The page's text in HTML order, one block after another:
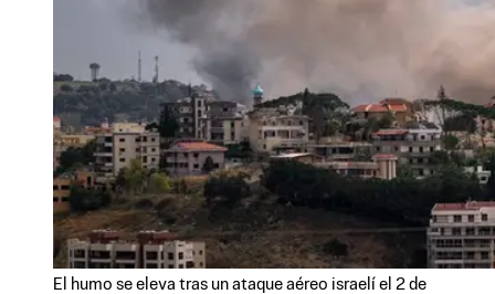
El humo se eleva tras un ataque aéreo israelí el 2 de